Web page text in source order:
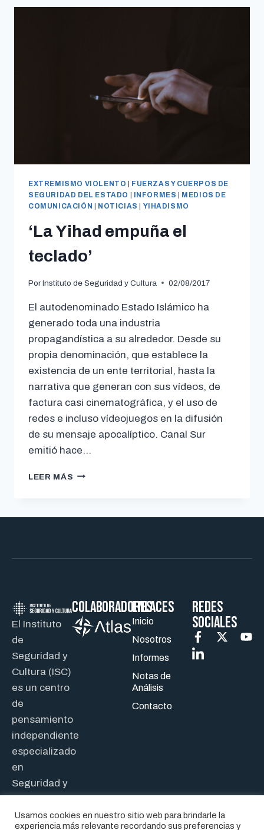
EXTREMISMO VIOLENTO
FUERZAS Y CUERPOS DE
SEGURIDAD DEL ESTADO
INFORMES
MEDIOS DE
COMUNICACIÓN
NOTICIAS YIHADISMO
‘La Yihad empuña el
teclado’
Por Instituto de Seguridad y Cultura 02/08/2017
El autodenominado Estado Islámico ha
generado toda una industria
propagandística a su alrededor. Desde su
propia denominación, que establece la
existencia de un ente territorial, hasta la
narrativa que generan con sus vídeos, de
factura casi cinematográfica, y el uso de
redes e incluso vídeojuegos en la difusión
de su mensaje apocalíptico. Canal Sur
emitió hace…
LEER MÁS
El Instituto
de
Seguridad y
Cultura (ISC)
es un centro
de
pensamiento
independiente
especializado
en
Seguridad y
Defensa.
ColaboradoresENLACES
Inicio
Nosotros
Informes
Notas de
Análisis
Contacto
REDES
SOCIALES
Usamos cookies en nuestro sitio web para brindarle la
experiencia más relevante recordando sus preferencias y